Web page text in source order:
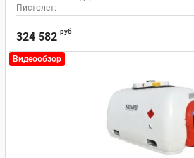
Пистолет:
324 582 руб
Видеообзор